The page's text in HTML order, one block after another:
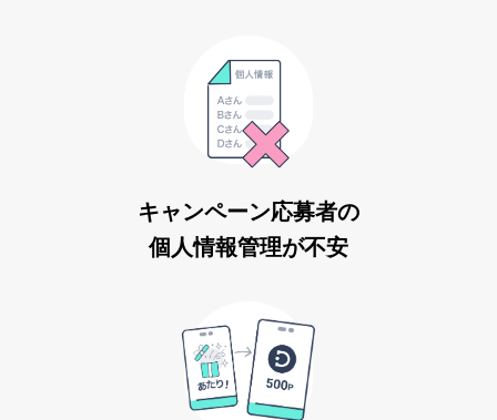
キャンペーン応募者の
個人情報管理が不安